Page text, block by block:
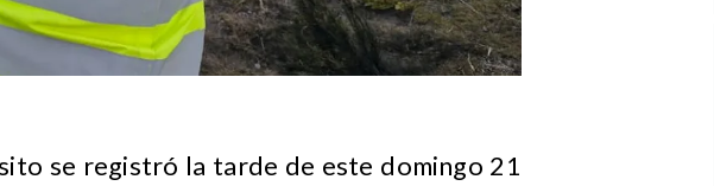
se registró la tarde de este domingo 21